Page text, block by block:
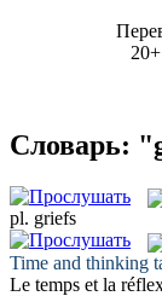
Словарь:
pl. griefs
Time and thinking
Le temps et la